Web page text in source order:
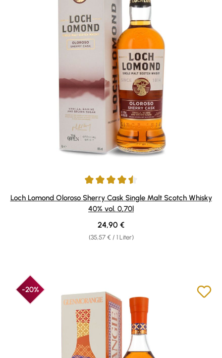
Durchschnittliche Bewertung von 4.5 von 5 Sternen
Loch Lomond Oloroso Sherry Cask Single Malt Scotch Whisky
40% vol. 0,70l
(35,57 € / 1 Liter)
Regulärer Preis:
24,90 €
-20%